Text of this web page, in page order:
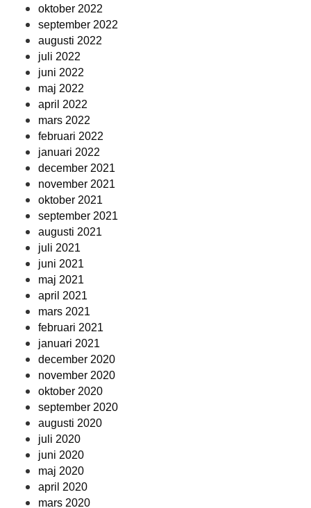
oktober 2022
september 2022
augusti 2022
juli 2022
juni 2022
maj 2022
april 2022
mars 2022
februari 2022
januari 2022
december 2021
november 2021
oktober 2021
september 2021
augusti 2021
juli 2021
juni 2021
maj 2021
april 2021
mars 2021
februari 2021
januari 2021
december 2020
november 2020
oktober 2020
september 2020
augusti 2020
juli 2020
juni 2020
maj 2020
april 2020
mars 2020